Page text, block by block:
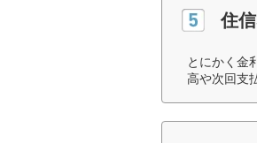
住
とにかく金
高や次回支